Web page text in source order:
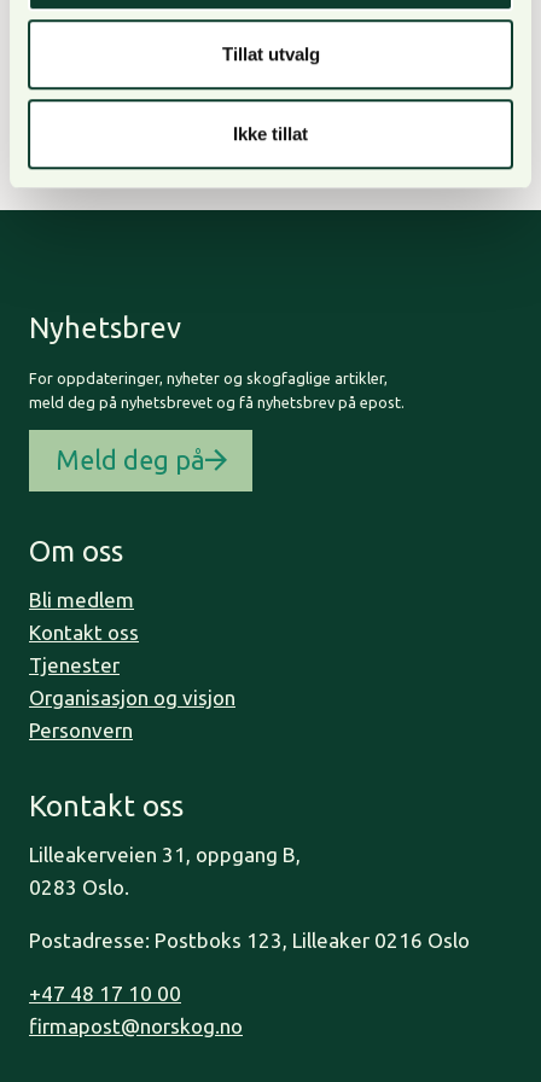
Tillat utvalg
Ikke tillat
økologiske data underbygger at naturkrisen er et
faktum, også i Norge, sier skriver Sverdrup-
Thygeson, Hessen, Vandvik og Steel i notatet.
Nyhetsbrev
For oppdateringer, nyheter og skogfaglige artikler,
meld deg på nyhetsbrevet og få nyhetsbrev på epost.
Meld deg på
Om oss
Bli medlem
Kontakt oss
Tjenester
Organisasjon og visjon
Personvern
Kontakt oss
Lilleakerveien 31, oppgang B,
0283 Oslo.
Postadresse: Postboks 123, Lilleaker 0216 Oslo
+47 48 17 10 00
firmapost@norskog.no